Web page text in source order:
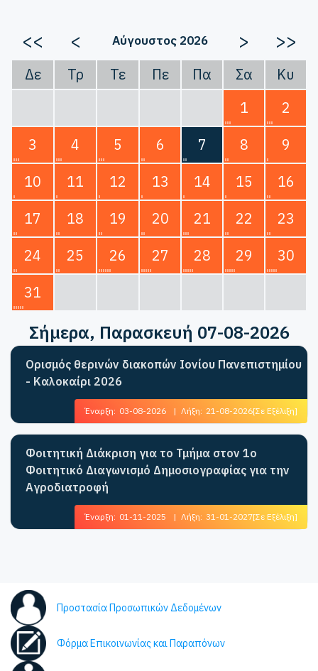
<< < Αύγουστος 2026 > >>
Δε Τρ Τε Πε Πα Σα
Κυ
1
2
3
4 5 6 7 8
9
10
11 12 13 14 15
16
17
18 19 20 21 22
23
24
25 26 27 28 29
30
31
Σήμερα, Παρασκευή 07-08-2026
Ορισμός θερινών διακοπών Ιονίου Πανεπιστημίου
- Καλοκαίρι 2026
Έναρξη: 03-08-2026 | Λήξη: 21-08-2026[Σε Εξέλιξη]
Φοιτητική Διάκριση για το Τμήμα στον 1ο
Φοιτητικό Διαγωνισμό Δημοσιογραφίας για την
Αγροδιατροφή
Έναρξη: 01-11-2025 | Λήξη: 31-01-2027[Σε Εξέλιξη]
Προστασία Προσωπικών Δεδομένων
Φόρμα Επικοινωνίας και Παραπόνων